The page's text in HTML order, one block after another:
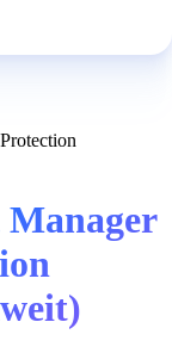
Manager